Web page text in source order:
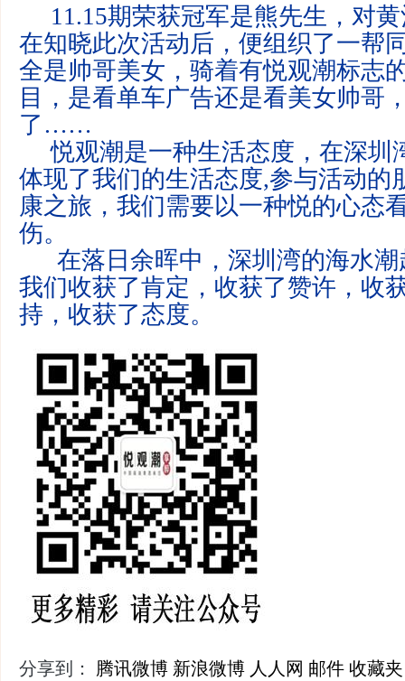
11.15期荣获冠军是熊先生，对
在知晓此次活动后，便组织了一帮
全是帅哥美女，骑着有悦观潮标志
目，是看单车广告还是看美女帅哥
了 ……
悦观潮是一种生活态度，在深圳
体现了我们的生活态度,参与活动的
康之旅，我们需要以一种悦的心态
伤。
在落日余晖中，深圳湾的海水潮
我们收获了肯定，收获了赞许，收
持，收获了态度。
分享到： 腾讯微博 新浪微博 人人网 邮件 收藏夹